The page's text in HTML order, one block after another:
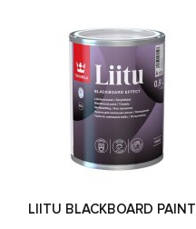
LIITU BLACKBOARD PAINT